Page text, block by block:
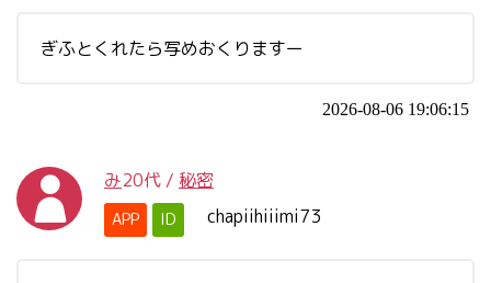
ぎふとくれたら写めおくりますー
2026-08-06 19:06:15
み20代 / 秘密
APP ID chapiihiiimi73